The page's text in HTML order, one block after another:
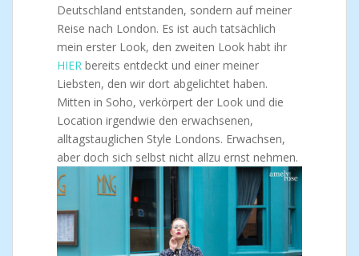
Deutschland entstanden, sondern auf meiner
Reise nach London. Es ist auch tatsächlich
mein erster Look, den zweiten Look habt ihr
HIER bereits entdeckt und einer meiner
Liebsten, den wir dort abgelichtet haben.
Mitten in Soho, verkörpert der Look und die
Location irgendwie den erwachsenen,
alltagstauglichen Style Londons. Erwachsen,
aber doch sich selbst nicht allzu ernst nehmen.